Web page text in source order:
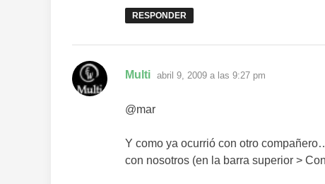
RESPONDER
Multi dice:
abril 9, 2009 a las 9:27 pm
@mar
Y como ya ocurrió con otro
con nosotros (en la barra superior >